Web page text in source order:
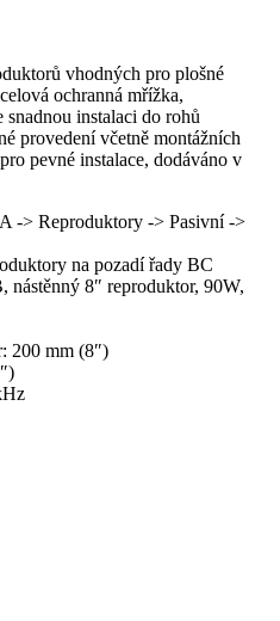
vhodných pro plošné
ochranná mřížka,
instalaci do rohů
provedení včetně montážních
pevné instalace, dodáváno v
> Reproduktory -> Pasivní ->
na pozadí řady BC
8″ reproduktor, 90W,
200 mm (8″)